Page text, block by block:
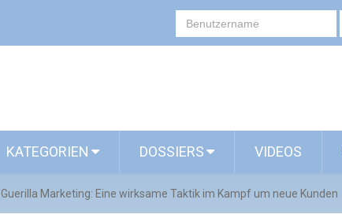
KATEGORIEN DOSSIERS VIDEOS
Guerilla Marketing: Eine wirksame Taktik im Kampf um neue Kunden